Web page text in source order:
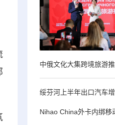
中俄文化大集跨境旅游
绥芬河上半年出口汽车
Nihao China外卡内绑移